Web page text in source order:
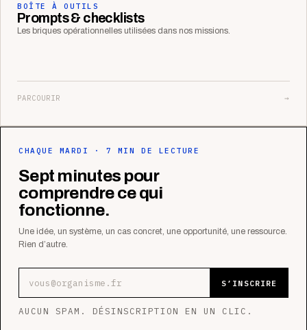
BOÎTE À OUTILS
Prompts & checklists
Les briques opérationnelles utilisées dans nos missions.
PARCOURIR →
CHAQUE MARDI · 7 MIN DE LECTURE
Sept minutes pour
comprendre ce qui
fonctionne.
Une idée, un système, un cas concret, une opportunité, une ressource.
Rien d’autre.
S’INSCRIRE
AUCUN SPAM. DÉSINSCRIPTION EN UN CLIC.